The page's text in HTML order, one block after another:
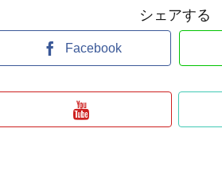
シェアする
Facebook